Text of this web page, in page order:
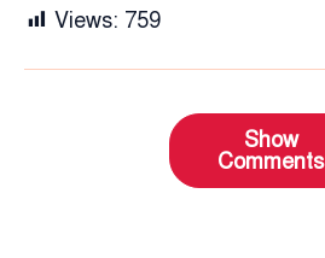
Views: 759
Show
Comments